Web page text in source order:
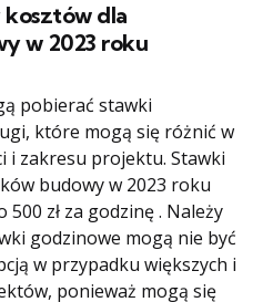
dla
w 2023 roku
pobierać stawki
które mogą się różnić w
i zakresu projektu. Stawki
budowy w 2023 roku
zł za godzinę . Należy
godzinowe mogą nie być
w przypadku większych i
ponieważ mogą się